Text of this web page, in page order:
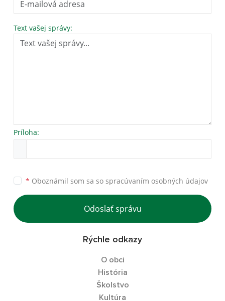
Text vašej správy:
Príloha:
* Oboznámil som sa so spracúvaním osobných údajov
Odoslať správu
Rýchle odkazy
O obci
História
Školstvo
Kultúra